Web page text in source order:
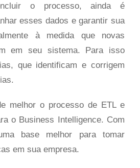
o processo, ainda é
esses dados e garantir sua
à medida que novas
em seu sistema. Para isso
que identificam e corrigem
melhor o processo de ETL e
o Business Intelligence. Com
base melhor para tomar
em sua empresa.